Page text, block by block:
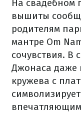
На свадебном
вышиты
родителям
мантре Om
сочувствия. В
Джонаса даже
кружева с